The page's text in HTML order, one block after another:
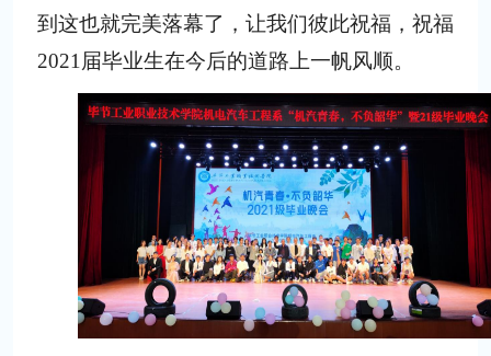
到这也就完美落幕了，让我们彼此祝福，祝福
2021届毕业生在今后的道路上一帆风顺。